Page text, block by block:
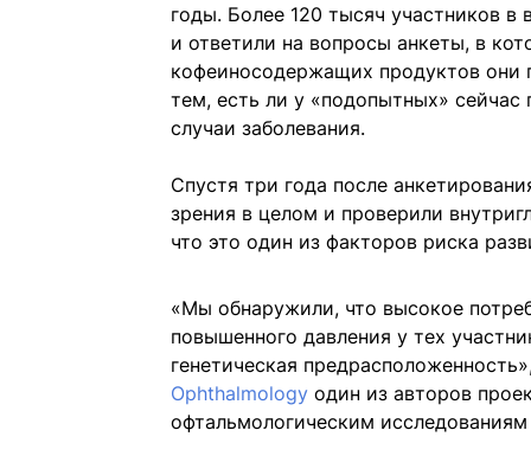
годы. Более 120 тысяч участников
и ответили на вопросы анкеты, в
кофеиносодержащих продуктов они
тем, есть ли у «подопытных» сейчас
случаи заболевания.
Спустя три года после
зрения в целом и проверили
что это один из факторов риска
«Мы обнаружили, что высокое
повышенного давления у тех
генетическая
Ophthalmology один из авторов
офтальмологическим